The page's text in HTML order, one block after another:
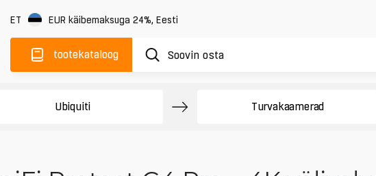
ET EUR käibemaksuga 24%, Eesti
tootekataloog
Ubiquiti Turvakaamerad